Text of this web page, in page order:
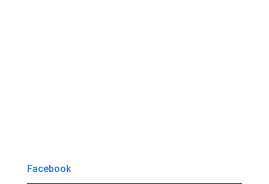
Facebook